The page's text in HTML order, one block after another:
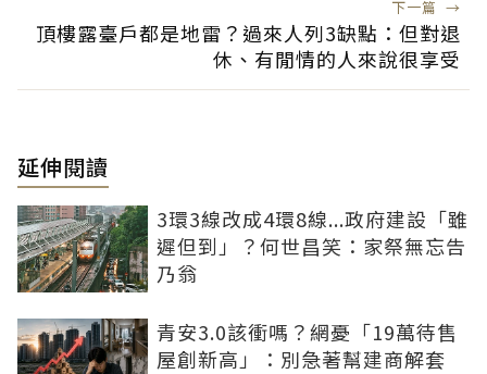
下一篇 →
頂樓露臺戶都是地雷？過來人列3缺點：但對退
休、有閒情的人來說很享受
延伸閱讀
3環3線改成4環8線...政府建設「雖
遲但到」？何世昌笑：家祭無忘告
乃翁
青安3.0該衝嗎？網憂「19萬待售
屋創新高」：別急著幫建商解套